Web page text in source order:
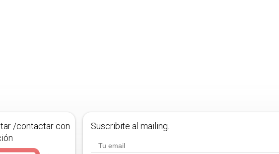
/contactar con
Suscribite al mailing.